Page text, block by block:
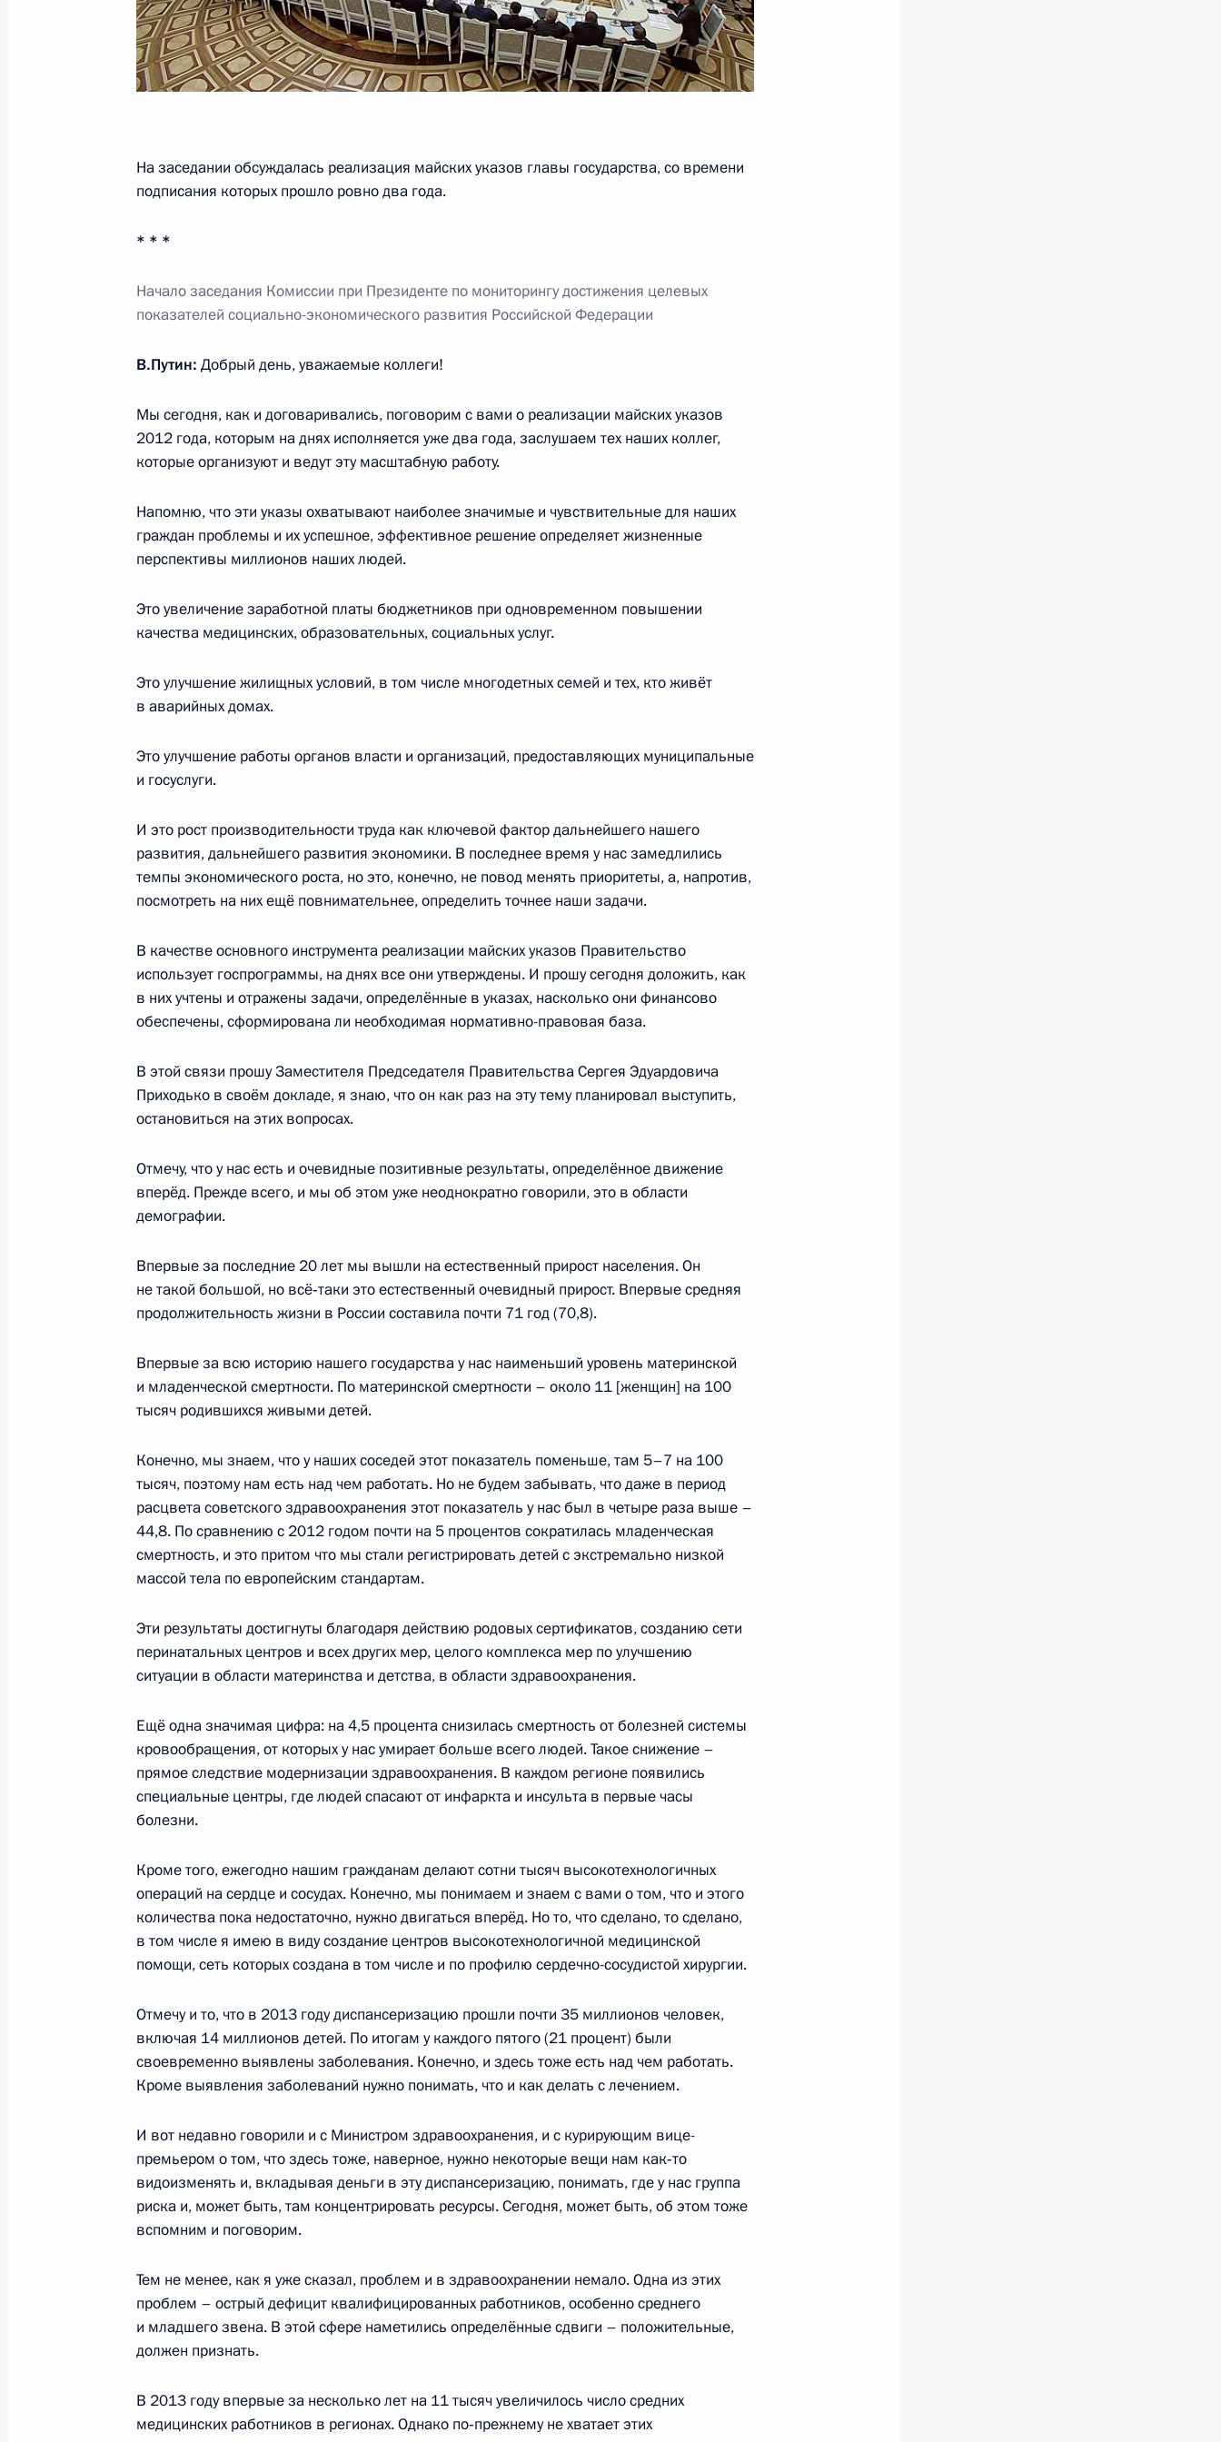
8 мая 2014 года, 17:00 Москва, Кремль
Встреча с президентами Армении, Белоруссии, Киргизии
4
Посещение Национального центра управления обороной
Поздравления лидерам стран СНГ, Абхазии, Южной Осетии
Победы в Великой Отечественной войне
8 мая 2014 года, 12:10
Подписан Указ о мерах по улучшению материального положения
8 мая 2014 года, 10:30
Совещание с постоянными членами Совета Безопасности
7 мая 2014 года, среда
социально-экономического развития
7 мая 2014 года, 21:30 Москва, Кремль
ОБСЕ Дидье Буркхальтером
7 мая 2014 года, 16:10 Москва, Кремль
Владимир Путин встретится с президентами Армении,
Белоруссии, Киргизии и Таджикистана
Владимир Путин встретится в Москве с Президентом Швейцарии,
действующим председателем ОБСЕ Дидье Буркхальтером
Принята досрочная отставка Главы Республики Калмыкия
Алексея Орлова
6 мая 2014 года, 12:45
Рабочая встреча с Главой Республики Калмыкия Алексеем
Орловым
Поздравление Владимиру Этушу с Днём рождения
6 мая 2014 года, 09:30
5 мая 2014 года, понедельник
Опубликованы списки журналистов, аккредитованных для
освещения мероприятий 8 и 9 мая
Внесены изменения в закон о введении в действие части первой
Гражданского кодекса
5 мая 2014 года, 16:30
образования Крыма и Севастополя в образовательное
пространство России
5 мая 2014 года, 16:15
Подписан закон, направленный на противодействие попыткам
посягательств на историческую память в отношении событий
На заседании обсуждалась реализация майских указов главы государства, со времени
подписания которых прошло ровно два года.
* * *
Начало заседания Комиссии при Президенте по мониторингу достижения целевых
показателей социально-экономического развития Российской Федерации
В.Путин: Добрый день, уважаемые коллеги!
Мы сегодня, как и договаривались, поговорим с вами о реализации майских указов
2012 года, которым на днях исполняется уже два года, заслушаем тех наших коллег,
которые организуют и ведут эту масштабную работу.
Напомню, что эти указы охватывают наиболее значимые и чувствительные для наших
граждан проблемы и их успешное, эффективное решение определяет жизненные
перспективы миллионов наших людей.
Это увеличение заработной платы бюджетников при одновременном повышении
качества медицинских, образовательных, социальных услуг.
Это улучшение жилищных условий, в том числе многодетных семей и тех, кто живёт
в аварийных домах.
Это улучшение работы органов власти и организаций, предоставляющих муниципальные
и госуслуги.
И это рост производительности труда как ключевой фактор дальнейшего нашего
развития, дальнейшего развития экономики. В последнее время у нас замедлились
темпы экономического роста, но это, конечно, не повод менять приоритеты, а, напротив,
посмотреть на них ещё повнимательнее, определить точнее наши задачи.
В качестве основного инструмента реализации майских указов Правительство
использует госпрограммы, на днях все они утверждены. И прошу сегодня доложить, как
в них учтены и отражены задачи, определённые в указах, насколько они финансово
обеспечены, сформирована ли необходимая нормативно-правовая база.
В этой связи прошу Заместителя Председателя Правительства Сергея Эдуардовича
Приходько в своём докладе, я знаю, что он как раз на эту тему планировал выступить,
остановиться на этих вопросах.
Отмечу, что у нас есть и очевидные позитивные результаты, определённое движение
вперёд. Прежде всего, и мы об этом уже неоднократно говорили, это в области
демографии.
Впервые за последние 20 лет мы вышли на естественный прирост населения. Он
не такой большой, но всё‑таки это естественный очевидный прирост. Впервые средняя
продолжительность жизни в России составила почти 71 год (70,8).
Впервые за всю историю нашего государства у нас наименьший уровень материнской
и младенческой смертности. По материнской смертности – около 11 [женщин] на 100
тысяч родившихся живыми детей.
Конечно, мы знаем, что у наших соседей этот показатель поменьше, там 5–7 на 100
тысяч, поэтому нам есть над чем работать. Но не будем забывать, что даже в период
расцвета советского здравоохранения этот показатель у нас был в четыре раза выше –
44,8. По сравнению с 2012 годом почти на 5 процентов сократилась младенческая
смертность, и это притом что мы стали регистрировать детей с экстремально низкой
массой тела по европейским стандартам.
Эти результаты достигнуты благодаря действию родовых сертификатов, созданию сети
перинатальных центров и всех других мер, целого комплекса мер по улучшению
ситуации в области материнства и детства, в области здравоохранения.
Ещё одна значимая цифра: на 4,5 процента снизилась смертность от болезней системы
кровообращения, от которых у нас умирает больше всего людей. Такое снижение –
прямое следствие модернизации здравоохранения. В каждом регионе появились
специальные центры, где людей спасают от инфаркта и инсульта в первые часы
болезни.
Кроме того, ежегодно нашим гражданам делают сотни тысяч высокотехнологичных
операций на сердце и сосудах. Конечно, мы понимаем и знаем с вами о том, что и этого
количества пока недостаточно, нужно двигаться вперёд. Но то, что сделано, то сделано,
в том числе я имею в виду создание центров высокотехнологичной медицинской
помощи, сеть которых создана в том числе и по профилю сердечно-сосудистой хирургии.
Отмечу и то, что в 2013 году диспансеризацию прошли почти 35 миллионов человек,
включая 14 миллионов детей. По итогам у каждого пятого (21 процент) были
своевременно выявлены заболевания. Конечно, и здесь тоже есть над чем работать.
Кроме выявления заболеваний нужно понимать, что и как делать с лечением.
И вот недавно говорили и с Министром здравоохранения, и с курирующим вице-
премьером о том, что здесь тоже, наверное, нужно некоторые вещи нам как‑то
видоизменять и, вкладывая деньги в эту диспансеризацию, понимать, где у нас группа
риска и, может быть, там концентрировать ресурсы. Сегодня, может быть, об этом тоже
вспомним и поговорим.
Тем не менее, как я уже сказал, проблем и в здравоохранении немало. Одна из этих
проблем – острый дефицит квалифицированных работников, особенно среднего
и младшего звена. В этой сфере наметились определённые сдвиги – положительные,
должен признать.
В 2013 году впервые за несколько лет на 11 тысяч увеличилось число средних
медицинских работников в регионах. Однако по‑прежнему не хватает этих